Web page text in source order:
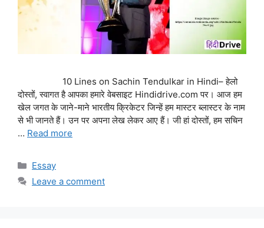
10 Lines on Sachin Tendulkar in Hindi– हेलो
दोस्तों, स्वागत है आपका हमारे वेबसाइट Hindidrive.com पर। आज हम
खेल जगत के जाने-माने भारतीय क्रिकेटर जिन्हें हम मास्टर ब्लास्टर के नाम
से भी जानते हैं। उन पर अपना लेख लेकर आए हैं। जी हां दोस्तों, हम सचिन
… Read more
Categories
Essay
Leave a comment